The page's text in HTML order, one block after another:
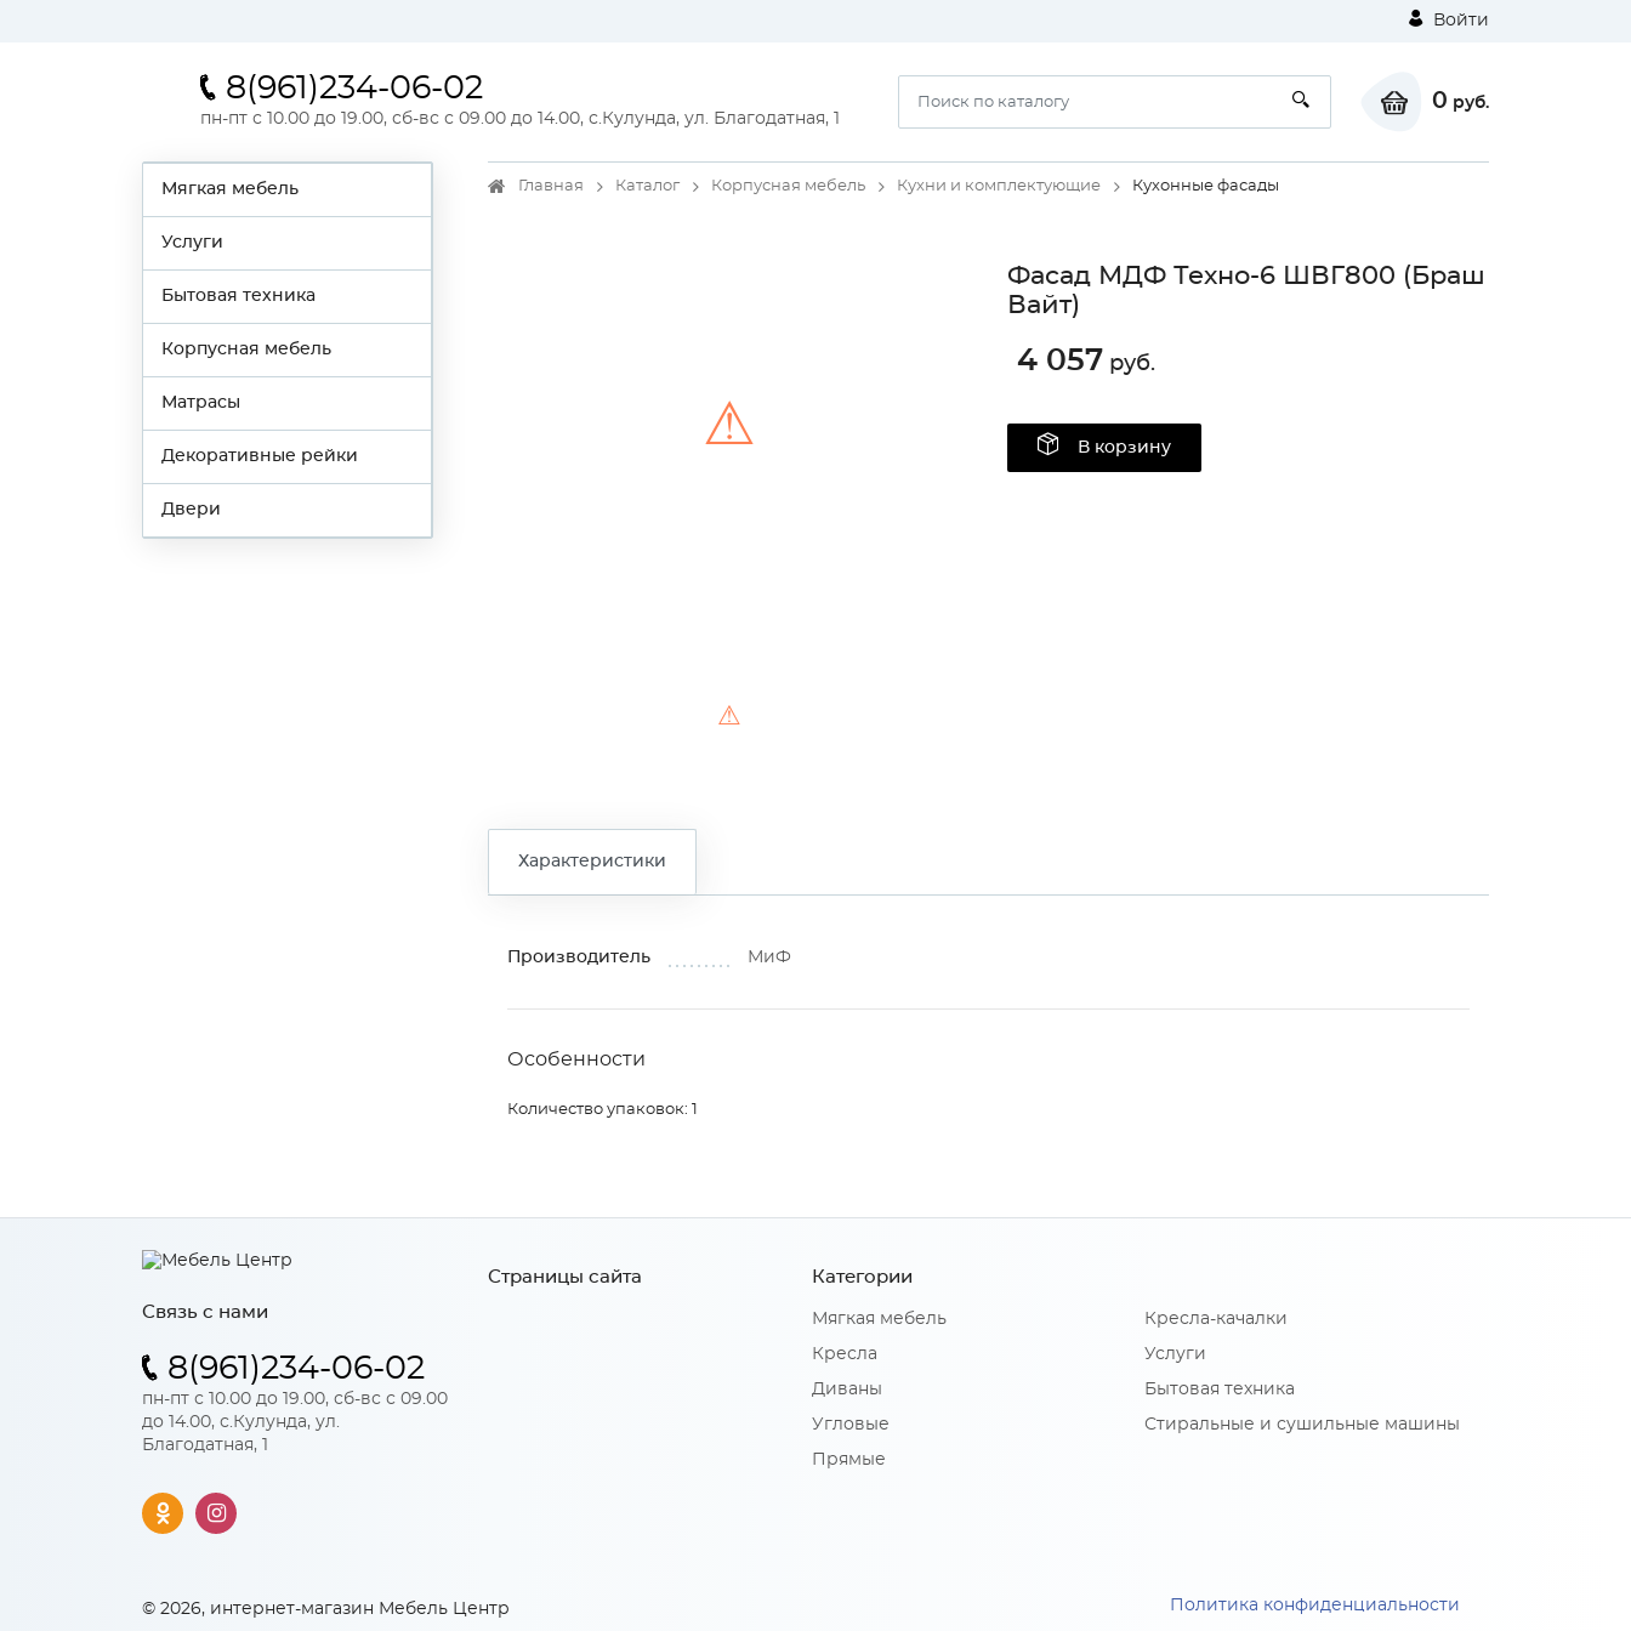
Войти
8(961)234-06-02
пн-пт с 10.00 до 19.00, сб-вс с 09.00 до 14.00, с.Кулунда, ул. Благодатная, 1
0 руб.
Мягкая мебель
Услуги
Бытовая техника
Корпусная мебель
Матрасы
Декоративные рейки
Двери
Главная Каталог Корпусная мебель Кухни и комплектующие Кухонные фасады
⚠
⚠
Фасад МДФ Техно-6 ШВГ800 (Браш
Вайт)
4 057 руб.
В корзину
Характеристики
Производитель МиФ
Особенности
Количество упаковок: 1
Связь с нами
8(961)234-06-02
пн-пт с 10.00 до 19.00, сб-вс с 09.00
до 14.00, с.Кулунда, ул.
Благодатная, 1
Страницы сайта Категории
Мягкая мебель
Кресла
Диваны
Угловые
Прямые
Кресла-качалки
Услуги
Бытовая техника
Стиральные и сушильные машины
© 2026, интернет-магазин Мебель Центр Политика конфиденциальности